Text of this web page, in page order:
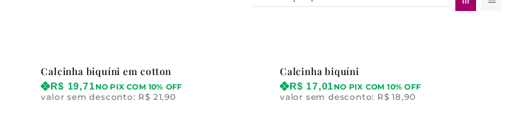
Calcinha biquíni em cotton
R$ 19,71NO PIX COM 10% OFF
valor sem desconto: R$ 21,90
Calcinha biquíni
R$ 17,01NO PIX COM 10% OFF
valor sem desconto: R$ 18,90